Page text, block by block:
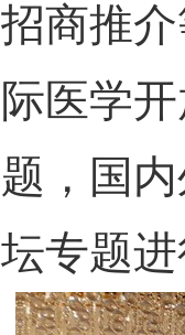
招商推
际医学
题，国
坛专题